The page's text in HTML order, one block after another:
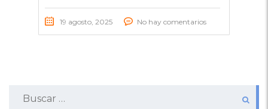
19 agosto, 2025 No hay comentarios